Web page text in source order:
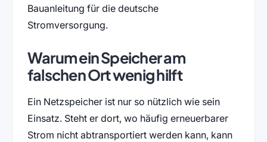
Bauanleitung für die deutsche
Stromversorgung.
Warum ein Speicher am
falschen Ort wenig hilft
Ein Netzspeicher ist nur so nützlich wie sein
Einsatz. Steht er dort, wo häufig erneuerbarer
Strom nicht abtransportiert werden kann, kann